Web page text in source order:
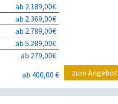
ab 2.189,00€
ab 2.369,00€
ab 2.789,00€
ab 5.289,00€
ab 279,00€
ab 400,00 € zum Angebot